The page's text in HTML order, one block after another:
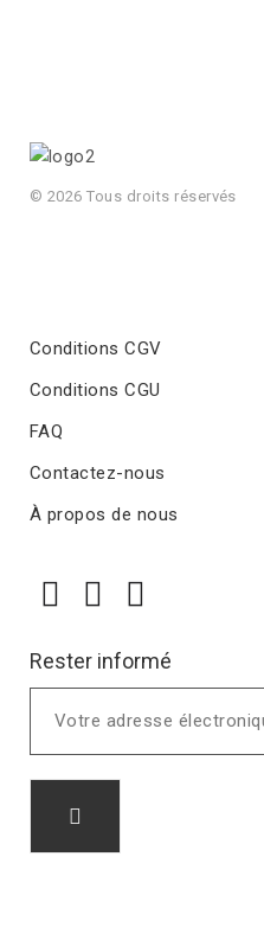
© 2026 Tous droits réservés
Conditions CGV
Conditions CGU
FAQ
Contactez-nous
À propos de nous
Rester informé